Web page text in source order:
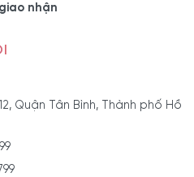
nhận
Quận Tân Bình, Thành phố Hồ